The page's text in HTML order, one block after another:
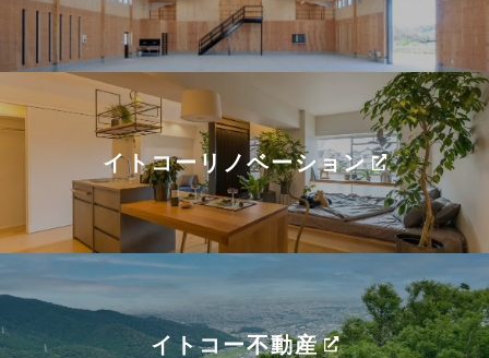
イトコーリノベーション
イトコー不動産